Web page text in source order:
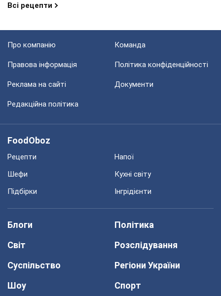
Всі рецепти
Про компанію Команда
Правова інформація Політика конфіденційності
Реклама на сайті Документи
Редакційна політика
FoodOboz
Рецепти
Напої
Шефи
Кухні світу
Підбірки
Інгрідієнти
Блоги
Політика
Світ
Розслідування
Суспільство
Регіони України
Шоу
Спорт